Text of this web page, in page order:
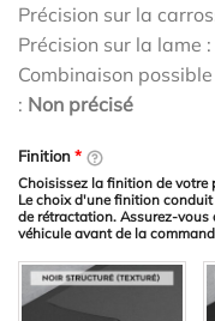
Précision sur la
Précision sur la lame :
Combinaison
: Non précisé
Finition*
Choisissez la finition de votre
Le choix d'une finition
de rétractation. Assurez-vous
véhicule avant de la